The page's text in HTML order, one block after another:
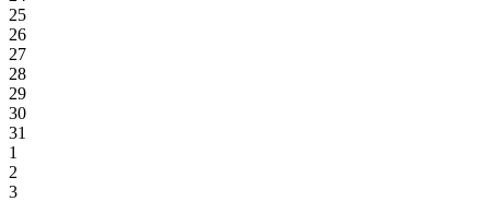
25
26
27
28
29
30
31
1
2
3